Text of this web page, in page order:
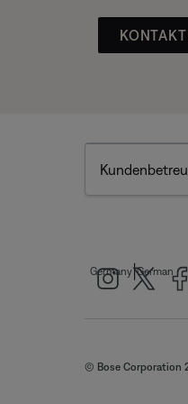
Germany|German
© Bose Corporation